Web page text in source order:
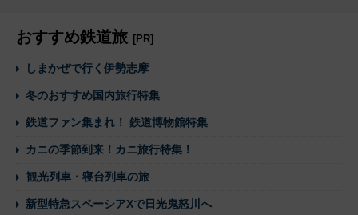
おすすめ鉄道旅 [PR]
しまかぜで行く伊勢志摩
冬のおすすめ国内旅行特集
鉄道ファン集まれ！ 鉄道博物館特集
カニの季節到来！カニ旅行特集！
観光列車・寝台列車の旅
新型特急スペーシアXで日光鬼怒川へ